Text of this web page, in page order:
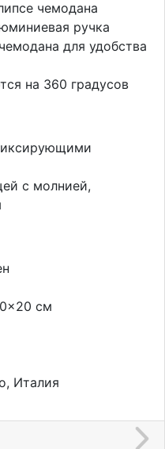
чемодана
ручка
для удобства
на 360 градусов
с молнией,
см
Италия